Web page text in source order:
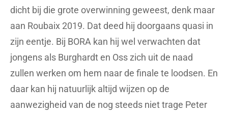
dicht bij die grote overwinning geweest, denk maar
aan Roubaix 2019. Dat deed hij doorgaans quasi in
zijn eentje. Bij BORA kan hij wel verwachten dat
jongens als Burghardt en Oss zich uit de naad
zullen werken om hem naar de finale te loodsen. En
daar kan hij natuurlijk altijd wijzen op de
aanwezigheid van de nog steeds niet trage Peter